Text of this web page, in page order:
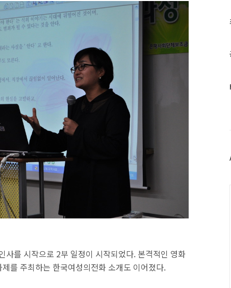
사를 시작으로 2부 일정이 시작되었다. 본격적인 영화
를 주최하는 한국여성의전화 소개도 이어졌다.